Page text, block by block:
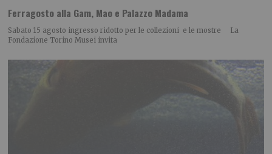
Ferragosto alla Gam, Mao e Palazzo Madama
Sabato 15 agosto ingresso ridotto per le collezioni e le mostre La
Fondazione Torino Musei invita